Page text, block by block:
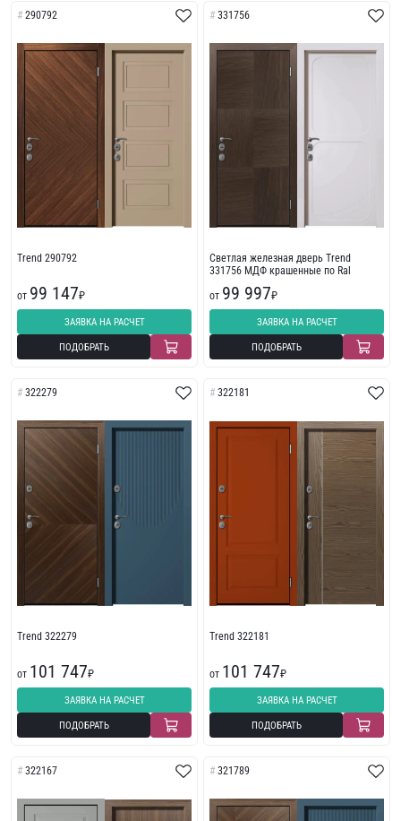
290792
Trend 290792
от 99 147₽
ЗАЯВКА НА РАСЧЕТ
ПОДОБРАТЬ
331756
Светлая железная дверь Trend
331756 МДФ крашенные по Ral
от 99 997₽
ЗАЯВКА НА РАСЧЕТ
ПОДОБРАТЬ
322279
Trend 322279
от 101 747₽
ЗАЯВКА НА РАСЧЕТ
ПОДОБРАТЬ
322181
Trend 322181
от 101 747₽
ЗАЯВКА НА РАСЧЕТ
ПОДОБРАТЬ
322167 321789